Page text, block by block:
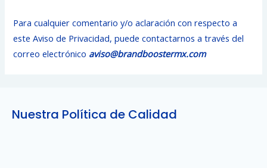
Para cualquier comentario y/o aclaración con respecto a
este Aviso de Privacidad, puede contactarnos a través del
correo electrónico aviso@brandboostermx.com
Nuestra Política de Calidad